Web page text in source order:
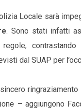
Locale sarà
. Sono stati infatti
dal SUAP per
– aggiungono